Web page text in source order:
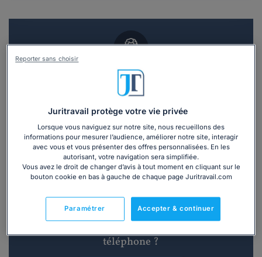
Vous souhaitez un RDV en cabinet avec un
avocat ?
3 devis en 48h
téléphone ?
Juritravail protège votre vie privée
Lorsque vous naviguez sur notre site, nous recueillons des
informations pour mesurer l’audience, améliorer notre site, interagir
avec vous et vous présenter des offres personnalisées. En les
autorisant, votre navigation sera simplifiée.
Vous avez le droit de changer d’avis à tout moment en cliquant sur le
bouton cookie en bas à gauche de chaque page Juritravail.com
Accepter & continuer
Paramétrer
Reporter sans choisir